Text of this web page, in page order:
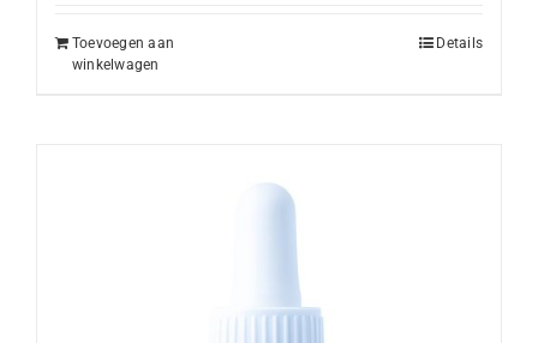
Toevoegen aan
winkelwagen
Details